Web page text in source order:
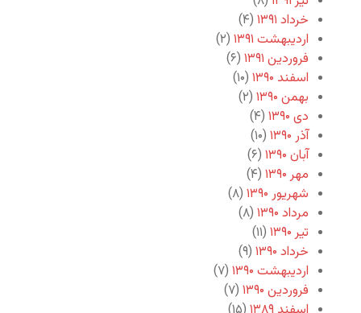
خرداد ۱۳۹۱
(۴)
اردیبهشت ۱۳۹۱
(۲)
فروردین ۱۳۹۱
(۶)
اسفند ۱۳۹۰
(۱۰)
بهمن ۱۳۹۰
(۲)
دی ۱۳۹۰
(۴)
آذر ۱۳۹۰
(۱۰)
آبان ۱۳۹۰
(۶)
مهر ۱۳۹۰
(۴)
شهریور ۱۳۹۰
(۸)
مرداد ۱۳۹۰
(۸)
تیر ۱۳۹۰
(۱۱)
خرداد ۱۳۹۰
(۹)
اردیبهشت ۱۳۹۰
(۷)
فروردین ۱۳۹۰
(۷)